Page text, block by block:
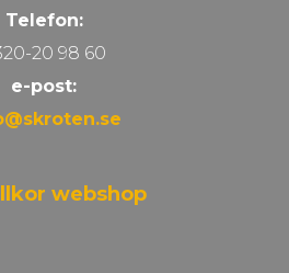
Telefon:
20 98 60
e-post:
webshop